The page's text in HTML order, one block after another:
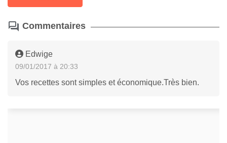
Commentaires
Edwige
09/01/2017 à 20:33
Vos recettes sont simples et économique.Très bien.